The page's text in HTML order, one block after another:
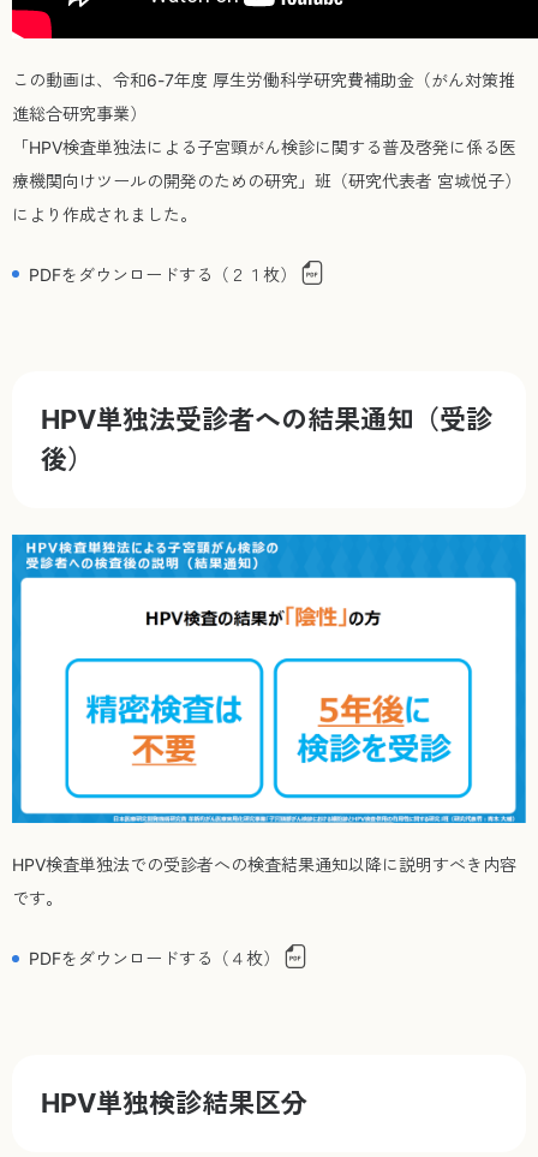
この動画は、令和6-7年度 厚生労働科学研究費補助金（がん対策推
進総合研究事業）
「HPV検査単独法による子宮頸がん検診に関する普及啓発に係る医
療機関向けツールの開発のための研究」班（研究代表者 宮城悦子）
により作成されました。
PDFをダウンロードする（２１枚）
HPV単独法受診者への結果通知（受診
後）
HPV検査単独法での受診者への検査結果通知以降に説明すべき内容
です。
PDFをダウンロードする（４枚）
HPV単独検診結果区分